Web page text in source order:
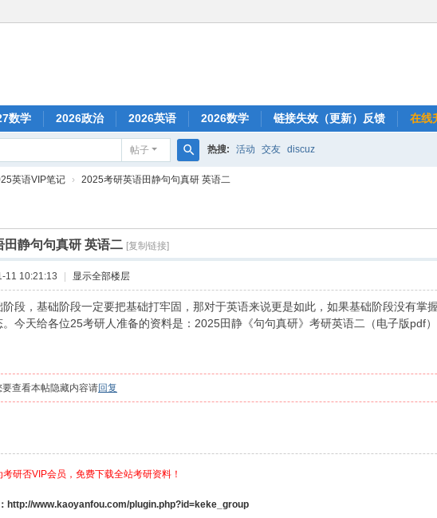
数学 2026政治 2026英语 2026数学 链接失效（更新）反馈 在线
帖子
搜
热搜: 活动 交友 discuz
英语VIP笔记 › 2025考研英语田静句句真研 英语二
田静句句真研 英语二 [复制链接]
11 10:21:13 显示全部楼层
段，基础阶段一定要把基础打牢固，那对于英语来说更是如此，如果基础阶段没有掌
今天给各位25考研人准备的资料是：2025田静《句句真研》考研英语二（电子版pdf）
查看本帖隐藏内容请回复
研否VIP会员，免费下载全站考研资料！
http://www.kaoyanfou.com/plugin.php?id=keke_group